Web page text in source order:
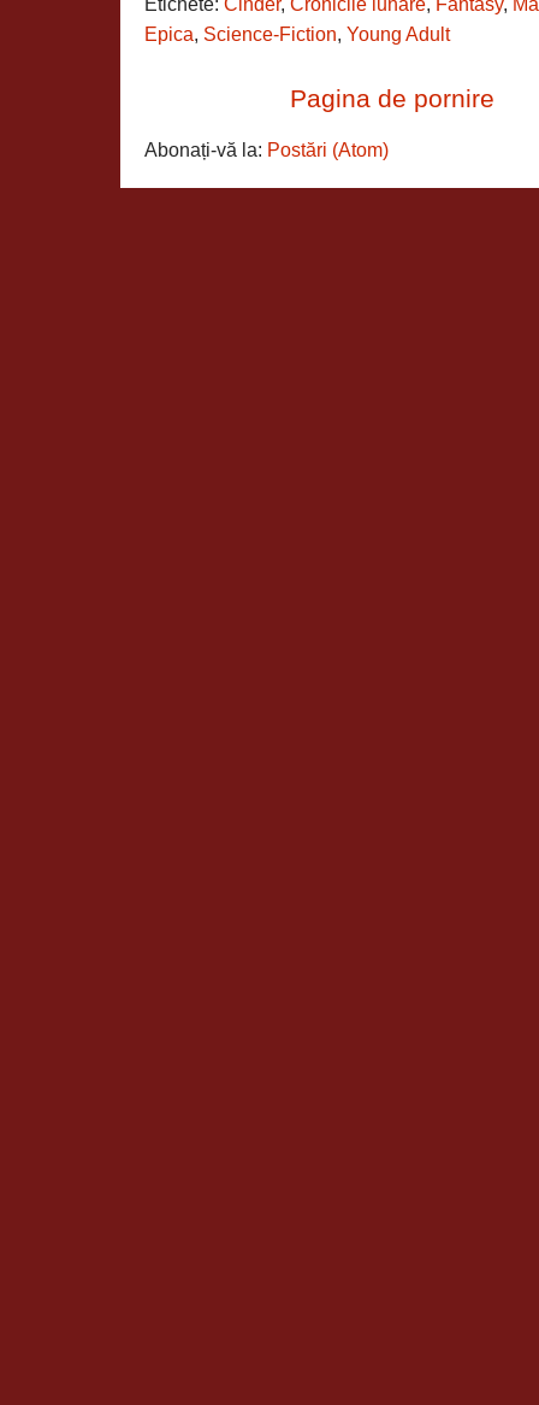
Etichete: Cinder, Cronicile lunare, Fantasy,
Epica, Science-Fiction, Young Adult
Pagina de pornire
Abonați-vă la: Postări (Atom)